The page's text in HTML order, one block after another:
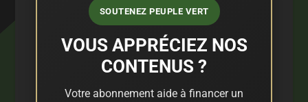
SOUTENEZ PEUPLE VERT
VOUS APPRÉCIEZ NOS
CONTENUS ?
Votre abonnement aide à financer un